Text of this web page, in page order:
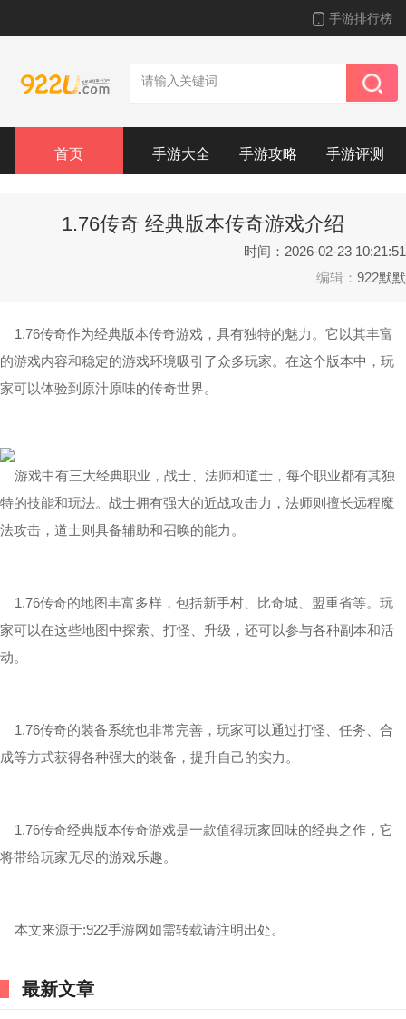
手游排行榜
首页 手游大全 手游攻略 手游评测
1.76传奇 经典版本传奇游戏介绍
时间：2026-02-23 10:21:51
编辑： 922默默
1.76传奇作为经典版本传奇游戏，具有独特的魅力。它以其丰富
的游戏内容和稳定的游戏环境吸引了众多玩家。在这个版本中，玩
家可以体验到原汁原味的传奇世界。
游戏中有三大经典职业，战士、法师和道士，每个职业都有其独
特的技能和玩法。战士拥有强大的近战攻击力，法师则擅长远程魔
法攻击，道士则具备辅助和召唤的能力。
1.76传奇的地图丰富多样，包括新手村、比奇城、盟重省等。玩
家可以在这些地图中探索、打怪、升级，还可以参与各种副本和活
动。
1.76传奇的装备系统也非常完善，玩家可以通过打怪、任务、合
成等方式获得各种强大的装备，提升自己的实力。
1.76传奇经典版本传奇游戏是一款值得玩家回味的经典之作，它
将带给玩家无尽的游戏乐趣。
本文来源于:922手游网如需转载请注明出处。
最新文章